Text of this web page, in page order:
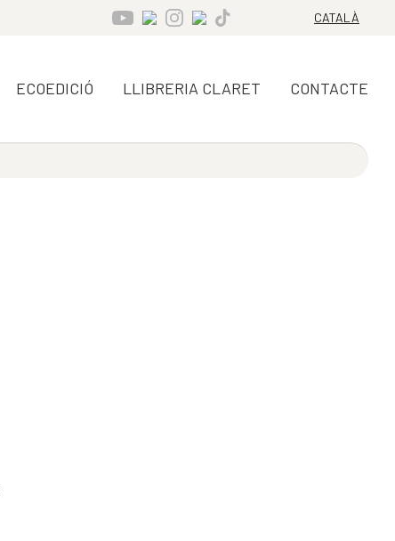
CATALÀ
ECOEDICIÓ LLIBRERIA CLARET CONTACTE